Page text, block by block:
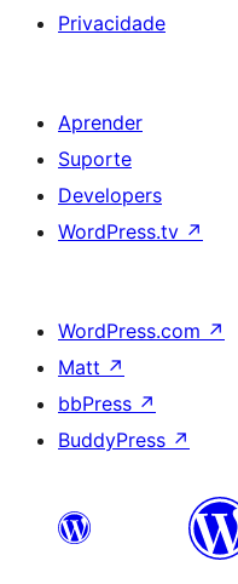
Privacidade
Aprender
Suporte
Developers
WordPress.tv ↗
WordPress.com ↗
Matt ↗
bbPress ↗
BuddyPress ↗